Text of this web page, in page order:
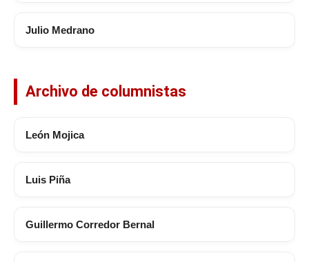
Julio Medrano
Archivo de columnistas
León Mojica
Luis Piña
Guillermo Corredor Bernal